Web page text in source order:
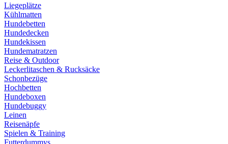
Liegeplätze
Kühlmatten
Hundebetten
Hundedecken
Hundekissen
Hundematratzen
Reise & Outdoor
Leckerlitaschen & Rucksäcke
Schonbezüge
Hochbetten
Hundeboxen
Hundebuggy
Leinen
Reisenäpfe
Spielen & Training
Futterdummys